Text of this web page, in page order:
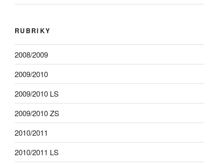
RUBRIKY
2008/2009
2009/2010
2009/2010 LS
2009/2010 ZS
2010/2011
2010/2011 LS